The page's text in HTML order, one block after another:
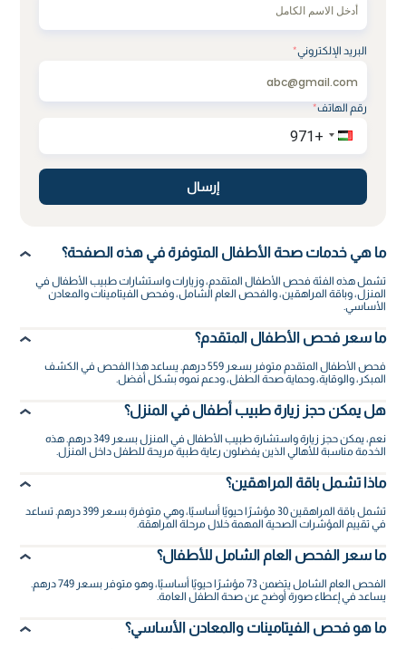
البريد الإلكتروني*
رقم الهاتف*
إرسال
ما هي خدمات صحة الأطفال المتوفرة في هذه الصفحة؟
تشمل هذه الفئة فحص الأطفال المتقدم، وزيارات واستشارات طبيب الأطفال في
المنزل، وباقة المراهقين، والفحص العام الشامل، وفحص الفيتامينات والمعادن
الأساسي.
ما سعر فحص الأطفال المتقدم؟
فحص الأطفال المتقدم متوفر بسعر 559 درهم. يساعد هذا الفحص في الكشف
المبكر، والوقاية، وحماية صحة الطفل، ودعم نموه بشكل أفضل.
هل يمكن حجز زيارة طبيب أطفال في المنزل؟
نعم، يمكن حجز زيارة واستشارة طبيب الأطفال في المنزل بسعر 349 درهم. هذه
الخدمة مناسبة للأهالي الذين يفضلون رعاية طبية مريحة للطفل داخل المنزل.
ماذا تشمل باقة المراهقين؟
تشمل باقة المراهقين 30 مؤشرًا حيويًا أساسيًا، وهي متوفرة بسعر 399 درهم. تساعد
في تقييم المؤشرات الصحية المهمة خلال مرحلة المراهقة.
ما سعر الفحص العام الشامل للأطفال؟
الفحص العام الشامل يتضمن 73 مؤشرًا حيويًا أساسيًا، وهو متوفر بسعر 749 درهم.
يساعد في إعطاء صورة أوضح عن صحة الطفل العامة.
ما هو فحص الفيتامينات والمعادن الأساسي؟